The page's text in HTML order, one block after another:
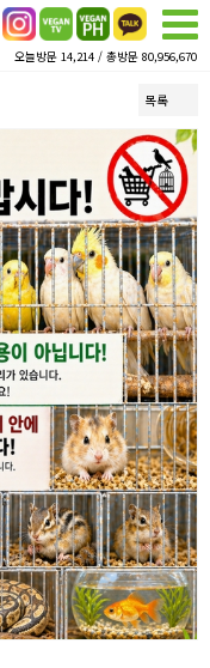
오늘방문 14,214 / 총방문 80,956,670
목록